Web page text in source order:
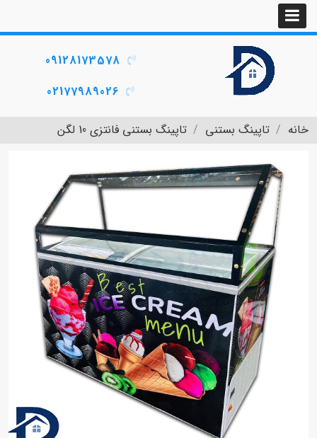
09128173578
02177989026
خانه تاپینگ بستنی تاپینگ بستنی فانتزی 10 لگن